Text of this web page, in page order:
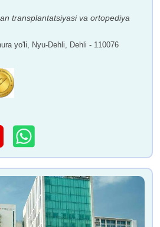
transplantatsiyasi va ortopediya
yo'li, Nyu-Dehli, Dehli - 110076